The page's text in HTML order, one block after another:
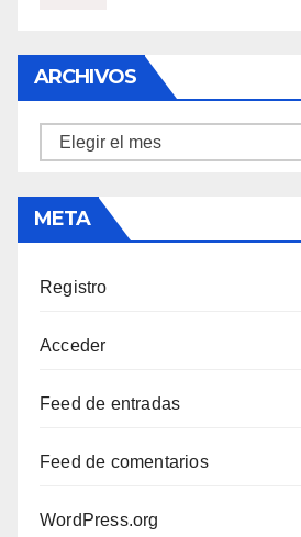
ARCHIVOS
Archivos
META
Registro
Acceder
Feed de entradas
Feed de comentarios
WordPress.org